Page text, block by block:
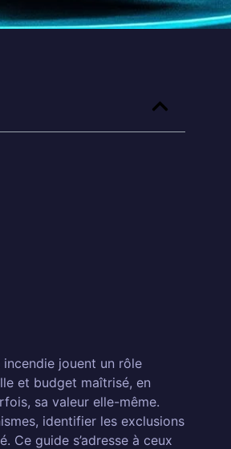
jouent un rôle
et budget maîtrisé, en
sa valeur elle-même.
identifier les exclusions
Ce guide s’adresse à ceux